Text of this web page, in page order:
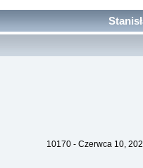
10170 - Czerwca 10,